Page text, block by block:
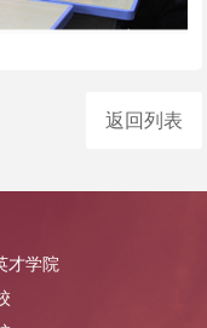
返回列表
才学院